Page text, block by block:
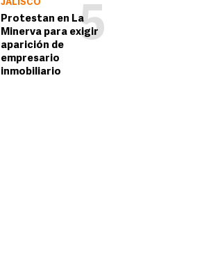
5
JALISCO
Protestan en La
Minerva para exigir
aparición de
empresario
inmobiliario